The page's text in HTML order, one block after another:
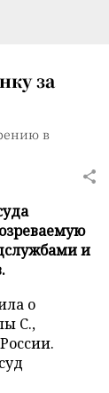
за
в
и
о
С.,